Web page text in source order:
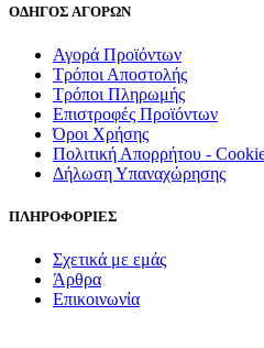
ΟΔΗΓΟΣ ΑΓΟΡΩΝ
Αγορά Προϊόντων
Τρόποι Αποστολής
Τρόποι Πληρωμής
Επιστροφές Προϊόντων
Όροι Χρήσης
Πολιτική Απορρήτου -
Δήλωση Υπαναχώρησης
ΠΛΗΡΟΦΟΡΙΕΣ
Σχετικά με εμάς
Άρθρα
Επικοινωνία